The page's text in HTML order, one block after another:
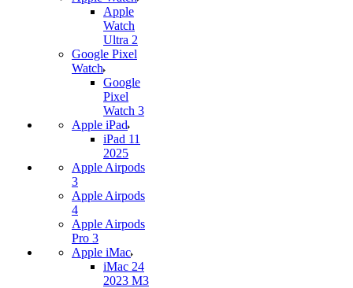
Apple
Watch
Ultra 2
Google Pixel
Watch
Google
Pixel
Watch 3
Apple iPad
iPad 11
2025
Apple Airpods
3
Apple Airpods
4
Apple Airpods
Pro 3
Apple iMac
iMac 24
2023 M3